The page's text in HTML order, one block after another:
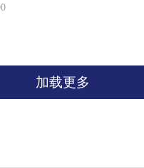
加载更多